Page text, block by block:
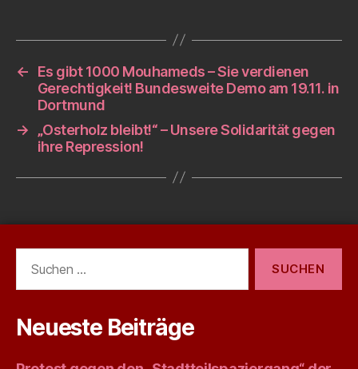
←
Es gibt 1000 Mouhameds – Sie verdienen
Gerechtigkeit! Bundesweite Demo am 19.11. in
Dortmund
→
„Osterholz bleibt!“ – Unsere Solidarität gegen
ihre Repression!
nach:
Neueste Beiträge